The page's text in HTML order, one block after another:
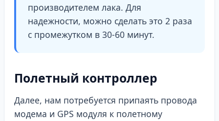
производителем лака. Для
надежности, можно сделать это 2 раза
с промежутком в 30-60 минут.
Полетный контроллер
Далее, нам потребуется припаять провода
модема и GPS модуля к полетному